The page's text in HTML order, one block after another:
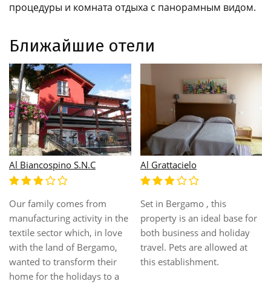
процедуры и комната отдыха с панорамным видом.
Ближайшие отели
Al Biancospino S.N.C
Our family comes from
manufacturing activity in the
textile sector which, in love
with the land of Bergamo,
wanted to transform their
home for the holidays to a
Al Grattacielo
Set in Bergamo , this
property is an ideal base for
both business and holiday
travel. Pets are allowed at
this establishment.